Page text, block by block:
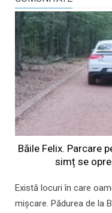
Băile Felix. Parcare
simț se
Există locuri în care
mișcare. Pădurea de la